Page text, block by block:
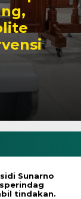
Sunarno
tindakan.